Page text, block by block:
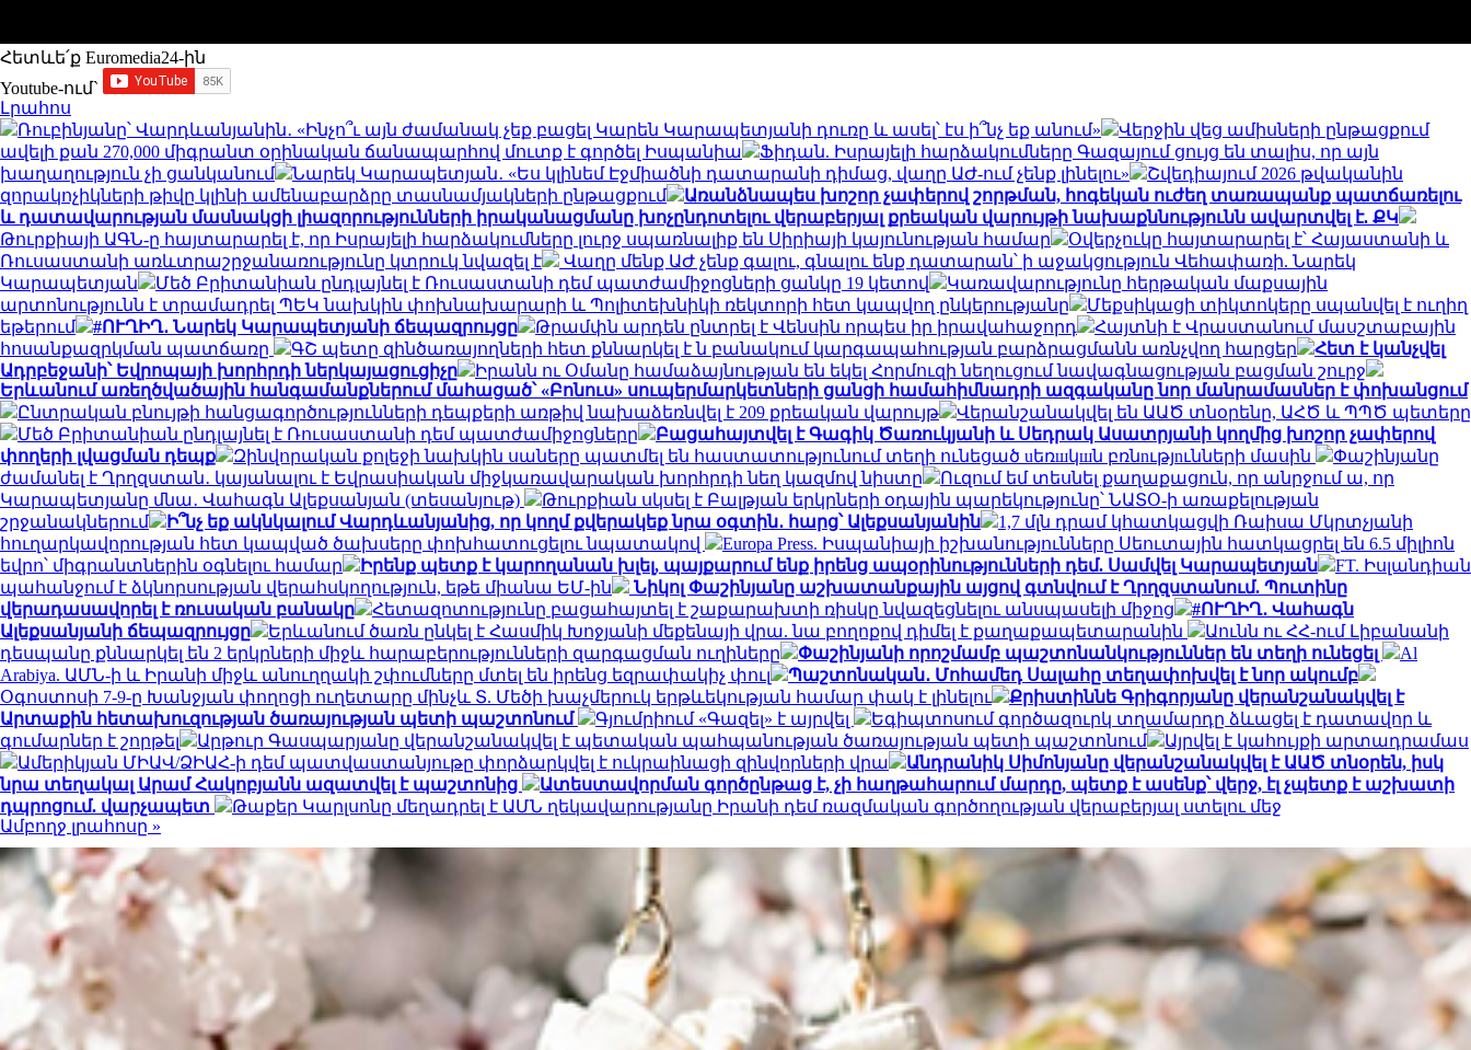
Հետևե՛ք Euromedia24-ին
Youtube-ում`
Լրահոս
Ռուբինյանը՝ Վարդևանյանին․ «Ինչո՞ւ այն ժամանակ չեք բացել Կարեն Կարապետյանի դուռը և ասել՝ էս ի՞նչ եք անում»
Վերջին վեց ամիսների ընթացքում
ավելի քան 270,000 միգրանտ օրինական ճանապարհով մուտք է գործել Իսպանիա
Ֆիդան. Իսրայելի հարձակումները Գազայում ցույց են տալիս, որ այն
խաղաղություն չի ցանկանում
Նարեկ Կարապետյան․ «Ես կլինեմ Էջմիածնի դատարանի դիմաց, վաղը ԱԺ-ում չենք լինելու»
Շվեդիայում 2026 թվականին
զորակոչիկների թիվը կլինի ամենաբարձրը տասնամյակների ընթացքում
Առանձնապես խոշոր չափերով շորթման, հոգեկան ուժեղ տառապանք պատճառելու
և դատավարության մասնակցի լիազորությունների իրականացմանը խոչընդոտելու վերաբերյալ քրեական վարույթի նախաքննությունն ավարտվել է. ՔԿ
Թուրքիայի ԱԳՆ-ը հայտարարել է, որ Իսրայելի հարձակումները լուրջ սպառնալիք են Սիրիայի կայունության համար
Օվերչուկը հայտարարել է՝ Հայաստանի և
Ռուսաստանի առևտրաշրջանառությունը կտրուկ նվազել է
Վաղը մենք ԱԺ չենք գալու, գնալու ենք դատարան՝ ի աջակցություն Վեհափառի. Նարեկ
Կարապետյան
Մեծ Բրիտանիան ընդլայնել է Ռուսաստանի դեմ պատժամիջոցների ցանկը 19 կետով
Կառավարությունը հերթական մաքսային
արտոնությունն է տրամադրել ՊԵԿ նախկին փոխնախարարի և Պոլիտեխնիկի ռեկտորի հետ կապվող ընկերությանը
Մեքսիկացի տիկտոկերը սպանվել է ուղիղ
եթերում
#ՈՒՂԻՂ․ Նարեկ Կարապետյանի ճեպազրույցը Թրամփն արդեն ընտրել է Վենսին որպես իր իրավահաջորդ
Հայտնի է Վրաստանում մասշտաբային
հոսանքազրկման պատճառը
ԳՇ պետը զինծառայողների հետ քննարկել է ն բանակում կարգապահության բարձրացմանն առնչվող հարցեր
Հետ է կանչվել
Ադրբեջանի՝ Եվրոպայի խորհրդի ներկայացուցիչը
Իրանն ու Օմանը համաձայնության են եկել Հորմուզի նեղուցում նավագնացության բացման շուրջ
Երևանում առեղծվածային հանգամանքներում մահացած՝ «Բոնուս» սուպերմարկետների ցանցի համահիմնադրի ազգականը նոր մանրամասներ է փոխանցում
Ընտրական բնույթի հանցագործությունների դեպքերի առթիվ նախաձեռնվել է 209 քրեական վարույթ
Վերանշանակվել են ԱԱԾ տնօրենը, ԱՀԾ և ՊՊԾ պետերը
Մեծ Բրիտանիան ընդլայնել է Ռուսաստանի դեմ պատժամիջոցները
Բացահայտվել է Գագիկ Ծառուկյանի և Սեդրակ Ասատրյանի կողմից խոշոր չափերով
փողերի լվացման դեպք
Զինվորական քոլեջի նախկին սաները պատմել են հաստատությունում տեղի ունեցած uեռшկшն բռնnւթյnւնների մասին
Փաշինյանը
ժամանել է Ղրղզստան․ կայանալու է Եվրասիական միջկառավարական խորհրդի նեղ կազմով նիստը
Ուզում եմ տեսնել քաղաքացուն, որ անրջում ա, որ
Կարապետյանը մնա․ Վահագն Ալեքսանյան (տեսանյութ)
Թուրքիան սկսել է Բալթյան երկրների օդային պարեկությունը՝ ՆԱՏՕ-ի առաքելության
շրջանակներում
Ի՞նչ եք ակնկալում Վարդևանյանից, որ կողմ քվերակեք նրա օգտին․ հարց՝ Ալեքսանյանին
1,7 մլն դրամ կհատկացվի Ռաիսա Մկրտչյանի
հուղարկավորության հետ կապված ծախսերը փոխհատուցելու նպատակով
Europa Press. Իսպանիայի իշխանությունները Սեուտային հատկացրել են 6.5 միլիոն
եվրո՝ միգրանտներին օգնելու համար
Իրենք պետք է կարողանան խլել, պայքարում ենք իրենց ապօրինությունների դեմ. Սամվել Կարապետյան
FT. Իսլանդիան
պահանջում է ձկնորսության վերահսկողություն, եթե միանա ԵՄ-ին
Նիկոլ Փաշինյանը աշխատանքային այցով գտնվում է Ղրղզստանում. Պուտինը
վերադասավորել է ռուսական բանակը
Հետազոտությունը բացահայտել է շաքարախտի ռիսկը նվազեցնելու անսպասելի միջոց
#ՈՒՂԻՂ․ Վահագն
Ալեքսանյանի ճեպազրույցը
Երևանում ծառն ընկել է Հասմիկ Խոջյանի մեքենայի վրա. նա բողոքով դիմել է քաղաքապետարանին
Աունն ու ՀՀ-ում Լիբանանի
դեսպանը քննարկել են 2 երկրների միջև հարաբերությունների զարգացման ուղիները
Փաշինյանի որոշմամբ պաշտոնանկություններ են տեղի ունեցել
Al
Arabiya. ԱՄՆ-ի և Իրանի միջև անուղղակի շփումները մտել են իրենց եզրափակիչ փուլ
Պաշտոնական․ Մոհամեդ Սալահը տեղափոխվել է նոր ակումբ
Օգոստոսի 7-9-ը Խանջյան փողոցի ուղետարը մինչև Տ. Մեծի խաչմերուկ երթևեկության համար փակ է լինելու
Քրիստիննե Գրիգորյանը վերանշանակվել է
Արտաքին հետախուզության ծառայության պետի պաշտոնում
Գյումրիում «Գազել» է այրվել
Եգիպտոսում գործազուրկ տղամարդը ձևացել է դատավոր և
գումարներ է շորթել
Արթուր Գասպարյանը վերանշանակվել է պետական պահպանության ծառայության պետի պաշտոնում
Այրվել է կահույքի արտադրամաս
Ամերիկյան ՄԻԱՎ/ՁԻԱՀ-ի դեմ պատվաստանյութը փորձարկվել է ուկրաինացի զինվորների վրա
Անդրանիկ Սիմոնյանը վերանշանակվել է ԱԱԾ տնօրեն, իսկ
նրա տեղակալ Արամ Հակոբյանն ազատվել է պաշտոնից
Ատեստավորման գործընթաց է, չի հաղթահարում մարդը, պետք է ասենք՝ վերջ, էլ չպետք է աշխատի
դպրոցում. վարչապետ
Թաքեր Կարլսոնը մեղադրել է ԱՄՆ ղեկավարությանը Իրանի դեմ ռազմական գործողության վերաբերյալ ստելու մեջ
Ամբողջ լրահոսը »